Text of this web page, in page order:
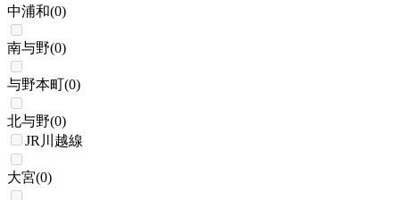
中浦和(0)
南与野(0)
与野本町(0)
北与野(0)
JR川越線
大宮(0)